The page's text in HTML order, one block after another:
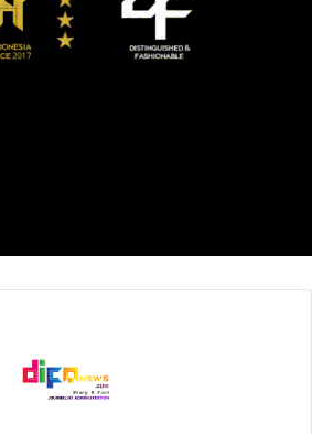
memiliki suami, Carl Thomas Dean,